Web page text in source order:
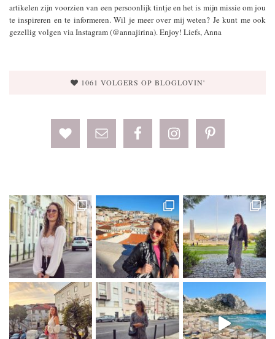
artikelen zijn voorzien van een persoonlijk tintje en het is mijn missie om jou
te inspireren en te informeren. Wil je meer over mij weten? Je kunt me ook
gezellig volgen via Instagram (@annajirina). Enjoy! Liefs, Anna
1061 VOLGERS OP BLOGLOVIN'